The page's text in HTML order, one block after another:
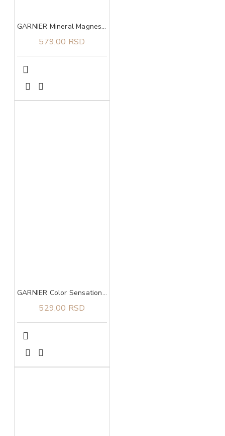
GARNIER Mineral Magnesium Ultra dry roll on dezodorans 50ml
579,00 RSD
GARNIER Color Sensation boja za kosu 7.0 Delicate opal blond
529,00 RSD